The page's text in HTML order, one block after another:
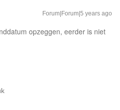
Forum|Forum|5 years ago
opzeggen, eerder is niet